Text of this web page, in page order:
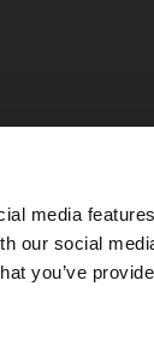
media
our social
you’ve